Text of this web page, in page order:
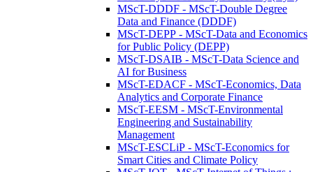
MScT-DDDF - MScT-Double Degree
Data and Finance (DDDF)
MScT-DEPP - MScT-Data and Economics
for Public Policy (DEPP)
MScT-DSAIB - MScT-Data Science and
AI for Business
MScT-EDACF - MScT-Economics, Data
Analytics and Corporate Finance
MScT-EESM - MScT-Environmental
Engineering and Sustainability
Management
MScT-ESCLiP - MScT-Economics for
Smart Cities and Climate Policy